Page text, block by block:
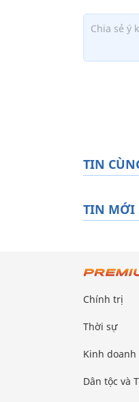
TIN
TIN MỚI
Chính trị
Thời sự
Kinh doanh
Dân tộc và